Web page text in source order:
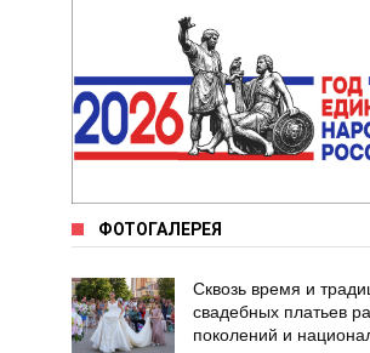
ФОТОГАЛЕРЕЯ
Сквозь время и
свадебных платьев
поколений и